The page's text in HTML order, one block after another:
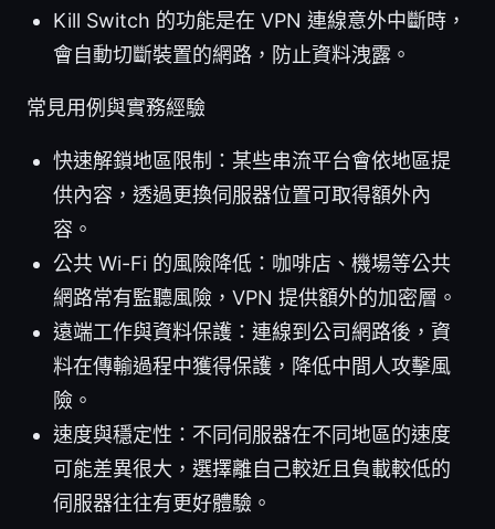
Kill Switch 的功能是在 VPN 連線意外中斷時，
會自動切斷裝置的網路，防止資料洩露。
常見用例與實務經驗
快速解鎖地區限制：某些串流平台會依地區提
供內容，透過更換伺服器位置可取得額外內
容。
公共 Wi-Fi 的風險降低：咖啡店、機場等公共
網路常有監聽風險，VPN 提供額外的加密層。
遠端工作與資料保護：連線到公司網路後，資
料在傳輸過程中獲得保護，降低中間人攻擊風
險。
速度與穩定性：不同伺服器在不同地區的速度
可能差異很大，選擇離自己較近且負載較低的
伺服器往往有更好體驗。